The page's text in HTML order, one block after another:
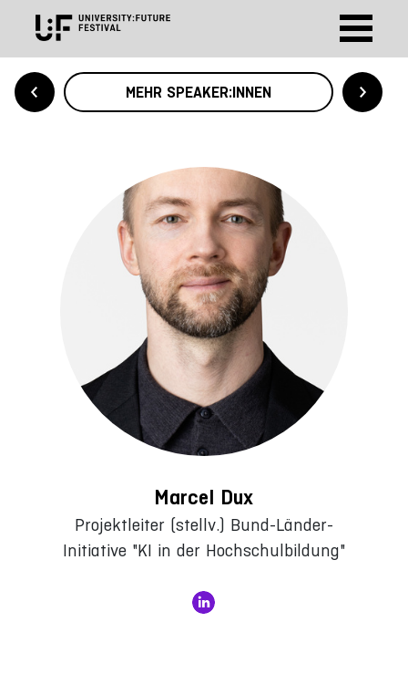
MEHR SPEAKER:INNEN
Marcel Dux
Projektleiter (stellv.) Bund-Länder-
Initiative "KI in der Hochschulbildung"